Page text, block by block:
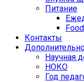
Питание
Food
Контакты
Научная
НОКО
Год